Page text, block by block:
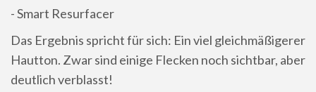
- Smart Resurfacer
Das Ergebnis spricht für sich: Ein viel gleichmäßigerer
Hautton. Zwar sind einige Flecken noch sichtbar, aber
deutlich verblasst!